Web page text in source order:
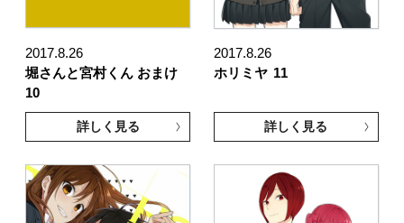
2017.8.26
堀さんと宮村くん おまけ
10
詳しく見る
2017.8.26
ホリミヤ 11
詳しく見る